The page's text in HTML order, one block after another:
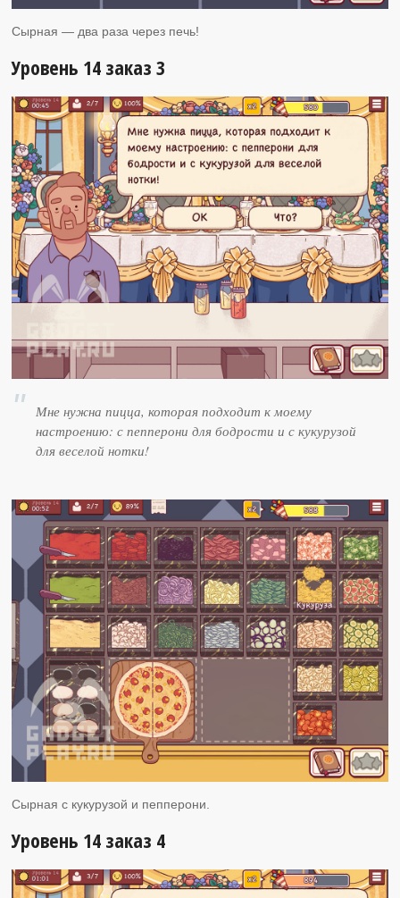
Сырная — два раза через печь!
Уровень 14 заказ 3
Мне нужна пицца, которая подходит к моему
настроению: с пепперони для бодрости и с кукурузой
для веселой нотки!
Сырная с кукурузой и пепперони.
Уровень 14 заказ 4